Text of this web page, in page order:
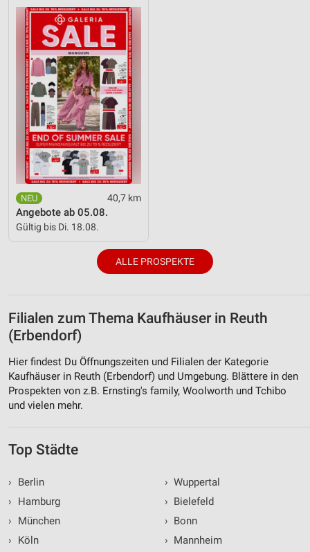
40,7 km
Angebote ab 05.08.
Gültig bis Di. 18.08.
ALLE PROSPEKTE
Filialen zum Thema Kaufhäuser in Reuth
(Erbendorf)
Hier findest Du Öffnungszeiten und Filialen der Kategorie
Kaufhäuser in Reuth (Erbendorf) und Umgebung. Blättere in den
Prospekten von z.B. Ernsting's family, Woolworth und Tchibo
und vielen mehr.
Top Städte
›
Berlin
›
Hamburg
›
München
›
Köln
› Wuppertal
› Bielefeld
› Bonn
› Mannheim